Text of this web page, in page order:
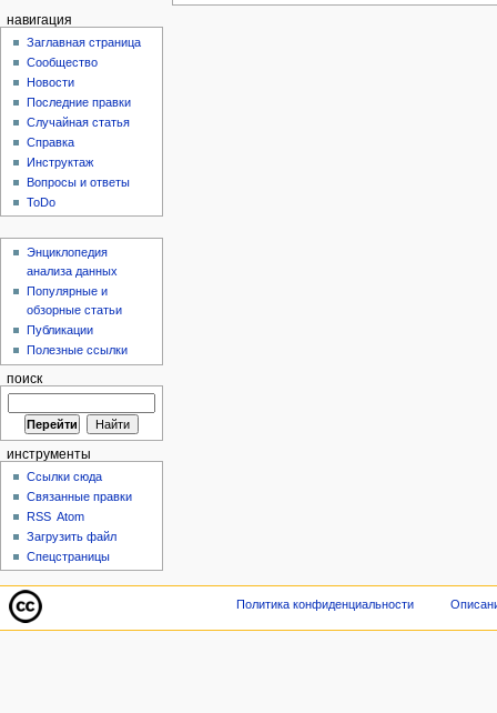
навигация
Заглавная страница
Сообщество
Новости
Последние правки
Случайная статья
Справка
Инструктаж
Вопросы и ответы
ToDo
Энциклопедия
анализа данных
Популярные и
обзорные статьи
Публикации
Полезные ссылки
поиск
инструменты
Ссылки сюда
Связанные правки
RSS Atom
Загрузить файл
Спецстраницы
Политика конфиденциальности